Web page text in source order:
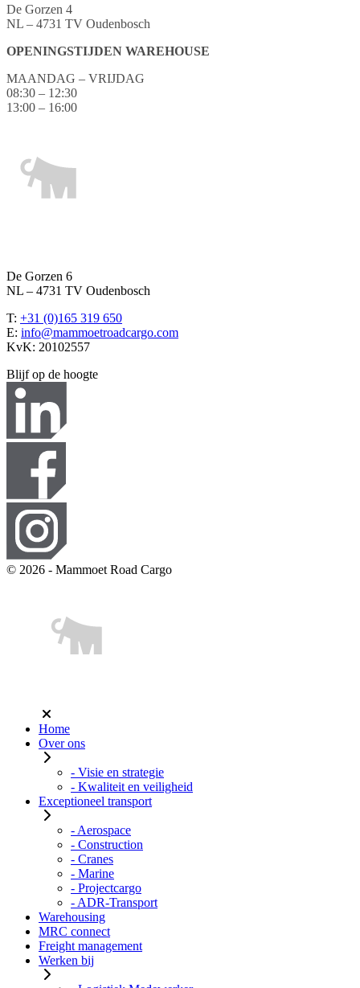
De Gorzen 4
NL – 4731 TV Oudenbosch
OPENINGSTIJDEN WAREHOUSE
MAANDAG – VRIJDAG
08:30 – 12:30
13:00 – 16:00
De Gorzen 6
NL – 4731 TV Oudenbosch
T: +31 (0)165 319 650
E: info@mammoetroadcargo.com
KvK: 20102557
Blijf op de hoogte
© 2026 - Mammoet Road Cargo
Home
Over ons
- Visie en strategie
- Kwaliteit en veiligheid
Exceptioneel transport
- Aerospace
- Construction
- Cranes
- Marine
- Projectcargo
- ADR-Transport
Warehousing
MRC connect
Freight management
Werken bij